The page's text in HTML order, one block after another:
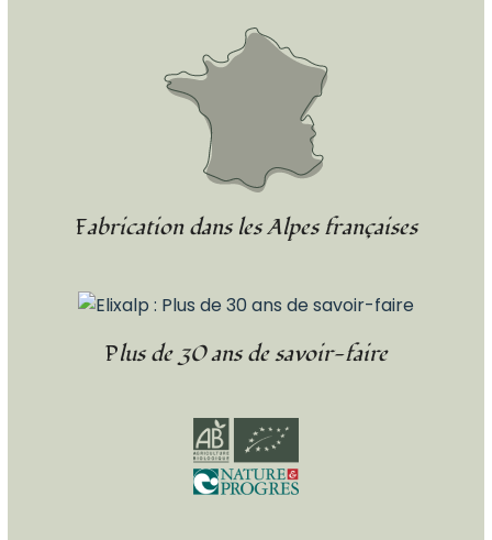
Fabrication dans les Alpes françaises
Plus de 30 ans de savoir-faire